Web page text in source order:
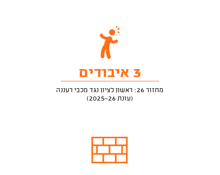
3 איבודים
מחזור 26: ראשון לציון נגד מכבי רעננה
(עונת 2025-26)